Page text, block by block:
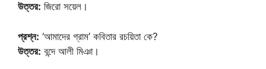
উত্তর: জিরো সয়েল।
প্রশ্ন: ‘আমাদের গ্রাম’ কবিতার রচয়িতা কে?
উত্তর: বন্দে আলী মিঞা।